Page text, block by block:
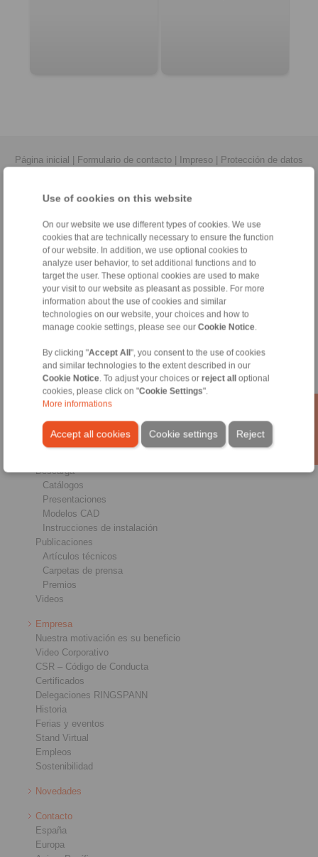
Use of cookies on this website
On our website we use different types of cookies. We use
cookies that are technically necessary to ensure the function
of our website. In addition, we use optional cookies to
analyze user behavior, to set additional functions and to
target the user. These optional cookies are used to make
your visit to our website as pleasant as possible. For more
information about the use of cookies and similar
technologies on our website, your choices and how to
manage cookie settings, please see our Cookie Notice.
By clicking "Accept All ", you consent to the use of cookies
and similar technologies to the extent described in our
Cookie Notice. To adjust your choices or reject all
optional
cookies, please click on "Cookie Settings".
More informations
Accept all cookies Reject
Cookie settings
Página inicial Formulario de contacto Impreso
Protección de datos
Productos
Sumario
Ruedas libres
Frenos
Uniones cónicas
Acoplamientos para servicio pesado
Acoplamientos industriales
Acoplamientos de precisión
Útiles de sujeción de precisión
Sistemas de control remoto
Sectores
Descarga
Catálogos
Presentaciones
Modelos CAD
Instrucciones de instalación
Publicaciones
Artículos técnicos
Carpetas de prensa
Premios
Videos
Empresa
Nuestra motivación es su beneficio
Video Corporativo
CSR – Código de Conducta
Certificados
Delegaciones RINGSPANN
Historia
Ferias y eventos
Stand Virtual
Empleos
Sostenibilidad
Novedades
Contacto
España
Europa